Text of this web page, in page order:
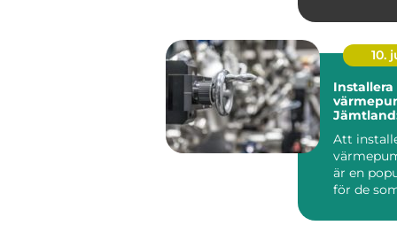
m...
10.
Installera
Att
är en
för de